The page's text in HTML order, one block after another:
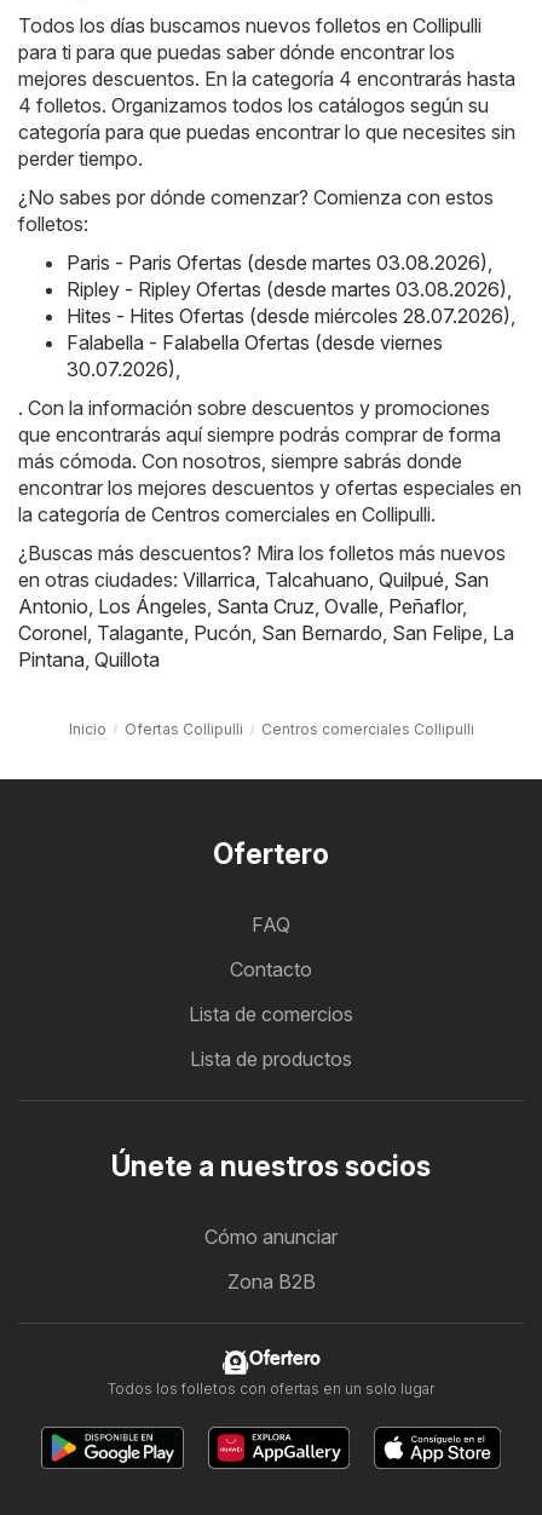
Todos los días buscamos nuevos folletos en Collipulli
para ti para que puedas saber dónde encontrar los
mejores descuentos. En la categoría 4 encontrarás hasta
4 folletos. Organizamos todos los catálogos según su
categoría para que puedas encontrar lo que necesites sin
perder tiempo.
¿No sabes por dónde comenzar? Comienza con estos
folletos:
Paris - Paris Ofertas (desde martes 03.08.2026)
Ripley - Ripley Ofertas (desde martes 03.08.2026)
Hites - Hites Ofertas (desde miércoles 28.07.2026)
Falabella - Falabella Ofertas (desde viernes
30.07.2026)
. Con la información sobre descuentos y promociones
que encontrarás aquí siempre podrás comprar de forma
más cómoda. Con nosotros, siempre sabrás donde
encontrar los mejores descuentos y ofertas especiales en
la categoría de Centros comerciales en Collipulli.
¿Buscas más descuentos? Mira los folletos más nuevos
en otras ciudades: Villarrica Talcahuano Quilpué San
Antonio Los Ángeles Santa Cruz Ovalle Peñaflor,
Coronel Talagante Pucón San Bernardo San Felipe La
Pintana Quillota
Inicio Ofertas Collipulli Centros comerciales Collipulli
Ofertero
FAQ
Contacto
Lista de comercios
Lista de productos
Únete a nuestros socios
Cómo anunciar
Zona B2B
Ofertero
Todos los folletos con ofertas en un solo lugar